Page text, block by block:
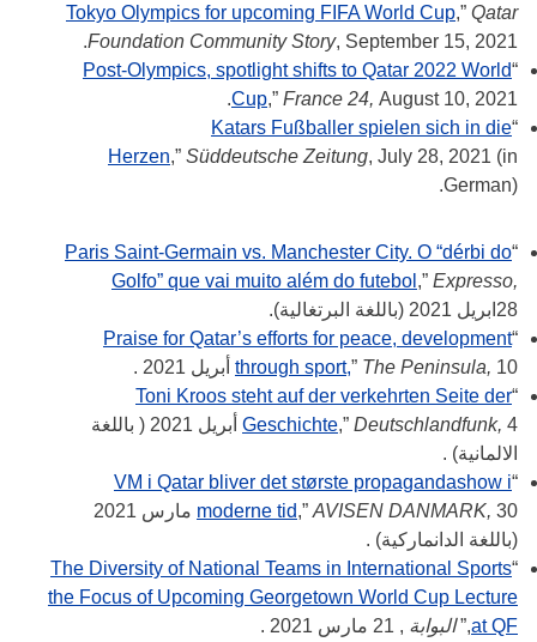
Tokyo Olympics for upcoming FIFA World Cup,” Qatar
Foundation Community Story, September 15, 2021.
“
Post-Olympics, spotlight shifts to Qatar 2022 World
Cup,” France 24, August 10, 2021.
“
Katars Fußballer spielen sich in die
Herzen,” Süddeutsche Zeitung, July 28, 2021 (in
German).
“
Paris Saint-Germain vs. Manchester City. O “dérbi do
Golfo” que vai muito além do futebol ,” Expresso,
28ابريل 2021 (باللغة البرتغالية).
“
Praise for Qatar’s efforts for peace, development
through sport,” The Peninsula, 10 أبريل 2021 .
“
Toni Kroos steht auf der verkehrten Seite der
Geschichte,” Deutschlandfunk,
4 أبريل 2021 ( باللغة
الالمانية) .
“
VM i Qatar bliver det største propagandashow i
moderne tid,” AVISEN DANMARK,
30 مارس 2021
(باللغة الدانماركية) .
“
The Diversity of National Teams in International Sports
the Focus of Upcoming Georgetown World Cup Lecture
at QF
,”البوابة , 21 مارس 2021 .